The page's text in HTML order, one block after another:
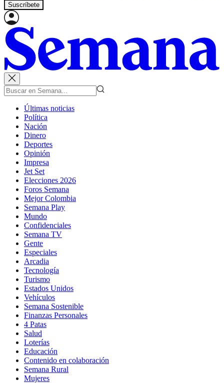
Suscríbete
Últimas noticias
Política
Nación
Dinero
Deportes
Opinión
Impresa
Jet Set
Elecciones 2026
Foros Semana
Mejor Colombia
Semana Play
Mundo
Confidenciales
Semana TV
Gente
Especiales
Arcadia
Tecnología
Turismo
Estados Unidos
Vehículos
Semana Sostenible
Finanzas Personales
4 Patas
Salud
Loterías
Educación
Contenido en colaboración
Semana Rural
Mujeres